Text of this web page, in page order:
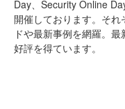
Day、Security Online
開催しております。そ
ドや最新事例を網羅。
好評を得ています。